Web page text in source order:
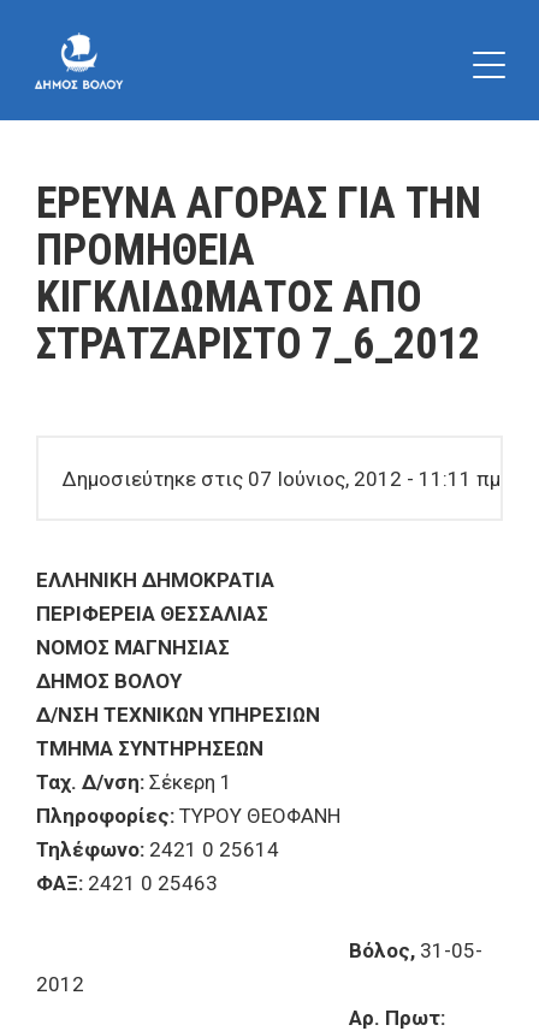
ΕΡΕΥΝΑ ΑΓΟΡΑΣ ΓΙΑ ΤΗΝ
ΠΡΟΜΗΘΕΙΑ
ΚΙΓΚΛΙΔΩΜΑΤΟΣ ΑΠΟ
ΣΤΡΑΤΖΑΡΙΣΤΟ 7_6_2012
Δημοσιεύτηκε στις 07 Ιούνιος, 2012 - 11:11 πμ
ΕΛΛΗΝΙΚΗ ΔΗΜΟΚΡΑΤΙΑ
ΠΕΡΙΦΕΡΕΙΑ ΘΕΣΣΑΛΙΑΣ
ΝΟΜΟΣ ΜΑΓΝΗΣΙΑΣ
ΔΗΜΟΣ ΒΟΛΟΥ
Δ/ΝΣΗ ΤΕΧΝΙΚΩΝ ΥΠΗΡΕΣΙΩΝ
ΤΜΗΜΑ ΣΥΝΤΗΡΗΣΕΩΝ
Ταχ. Δ/νση: Σέκερη 1
Πληροφορίες: ΤΥΡΟΥ ΘΕΟΦΑΝΗ
Τηλέφωνο: 2421 0 25614
ΦΑΞ: 2421 0 25463
Βόλος, 31-05-
2012
Αρ. Πρωτ: